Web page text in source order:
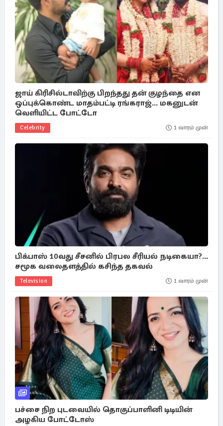
ஜாய் கிரிசில்டாவிற்கு பிறந்தது தன் குழந்தை என
ஒப்புக்கொண்ட மாதம்பட்டி ரங்கராஜ்... மகனுடன்
வெளியிட்ட போட்டோ
Celebrity 1 வாரம் முன்
பிக்பாஸ் 10வது சீசனில் பிரபல சீரியல் நடிகையா?...
சமூக வலைதளத்தில் கசிந்த தகவல்
Television 1 வாரம் முன்
பச்சை நிற புடவையில் தொகுப்பாளினி டிடியின்
அழகிய போட்டோஸ்